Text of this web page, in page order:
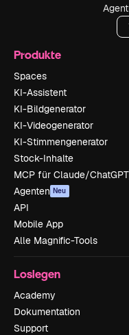
Produkte
Spaces
KI-Assistent
KI-Bildgenerator
KI-Videogenerator
KI-Stimmengenerator
Stock-Inhalte
MCP für Claude/ChatGPT
Agenten Neu
API
Mobile App
Alle Magnific-Tools
Loslegen
Academy
Dokumentation
Support